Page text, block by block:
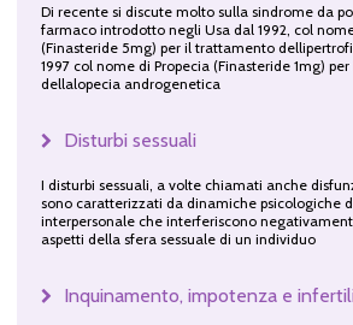
Di recente si discute molto sulla sindrome da
farmaco introdotto negli Usa dal 1992, col
(Finasteride 5mg) per il trattamento
1997 col nome di Propecia (Finasteride 1mg)
dellalopecia androgenetica
Disturbi sessuali
I disturbi sessuali, a volte chiamati anche
sono caratterizzati da dinamiche psicologiche
interpersonale che interferiscono
aspetti della sfera sessuale di un individuo
Inquinamento, impotenza e